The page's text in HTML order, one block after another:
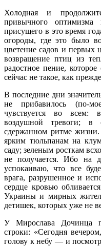
Холодная и
привычного
присущего в это время
огороды, где это было
цветение садов и первых
возвращение птиц из
радостное пение,
сейчас не такое, как
В последние дни
не прибавилось (по-
чувствуется во всем:
воздушной тревоги;
сдержанном ритме
ярким тюльпанам на
саду; зеленым росткам
не получается. Ибо на
успокаиваю, что все
врага, разрушенное и
сердце кровью
Украины и мирных
детишек, которых уже не
У Мирослава Дочинца
строки: «Сегодня
голову к небу — и